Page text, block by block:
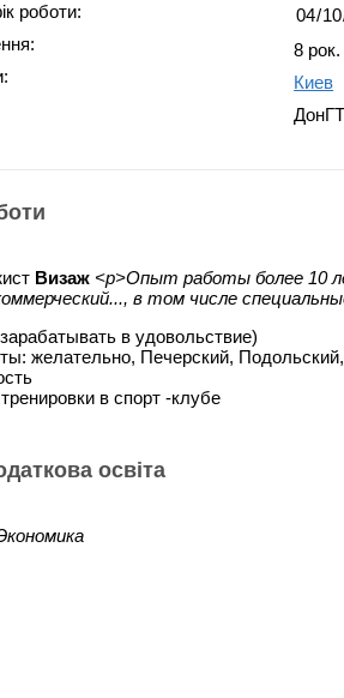
роботи:
8 рок.
Киев
Визаж <p>Опыт работы более 10
в том числе
в удовольствие)
желательно, Печерский,
в спорт -клубе
освіта